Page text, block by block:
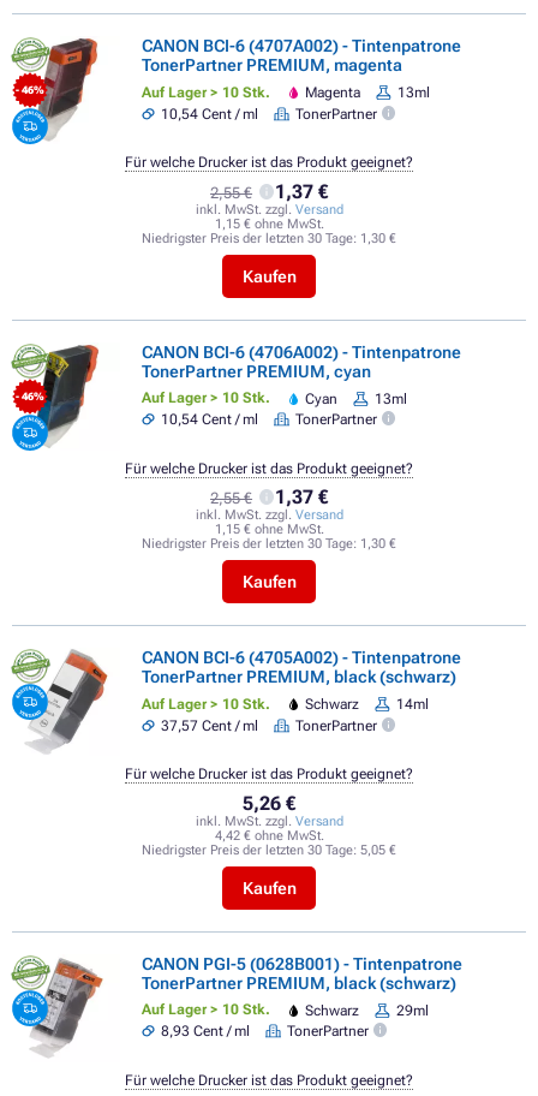
- 46%
CANON BCI-6 (4707A002) - Tintenpatrone
TonerPartner PREMIUM, magenta
Auf Lager > 10 Stk. Magenta
13ml
10,54 Cent / ml
TonerPartner
2,55 € 1,37 €
inkl. MwSt. zzgl. Versand
1,15 € ohne MwSt.
Niedrigster Preis der letzten 30 Tage: 1,30 €
Kaufen
Für welche Drucker ist das Produkt geeignet?
- 46%
CANON BCI-6 (4706A002) - Tintenpatrone
TonerPartner PREMIUM, cyan
Auf Lager > 10 Stk. Cyan
13ml
10,54 Cent / ml
TonerPartner
2,55 € 1,37 €
inkl. MwSt. zzgl. Versand
1,15 € ohne MwSt.
Niedrigster Preis der letzten 30 Tage: 1,30 €
Kaufen
Für welche Drucker ist das Produkt geeignet?
CANON BCI-6 (4705A002) - Tintenpatrone
TonerPartner PREMIUM, black (schwarz)
Auf Lager > 10 Stk. Schwarz
14ml
37,57 Cent / ml
TonerPartner
5,26 €
inkl. MwSt. zzgl. Versand
4,42 € ohne MwSt.
Niedrigster Preis der letzten 30 Tage: 5,05 €
Kaufen
Für welche Drucker ist das Produkt geeignet?
CANON PGI-5 (0628B001) - Tintenpatrone
TonerPartner PREMIUM, black (schwarz)
Auf Lager > 10 Stk. Schwarz
29ml
8,93 Cent / ml
TonerPartner
Für welche Drucker ist das Produkt geeignet?